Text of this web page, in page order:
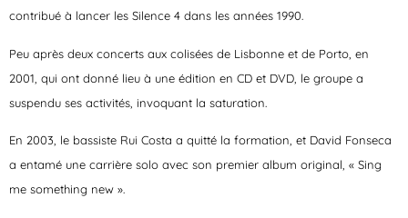
contribué à lancer les Silence 4 dans les années 1990.
Peu après deux concerts aux colisées de Lisbonne et de Porto, en
2001, qui ont donné lieu à une édition en CD et DVD, le groupe a
suspendu ses activités, invoquant la saturation.
En 2003, le bassiste Rui Costa a quitté la formation, et David Fonseca
a entamé une carrière solo avec son premier album original, « Sing
me something new ».